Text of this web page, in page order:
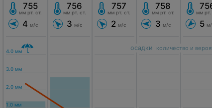
755
мм рт. ст.
4 м/с
756
мм рт. ст.
3 м/с
757
мм рт. ст.
2 м/с
758
мм рт. ст.
3 м/с
мм рт.
5
осадки количество и